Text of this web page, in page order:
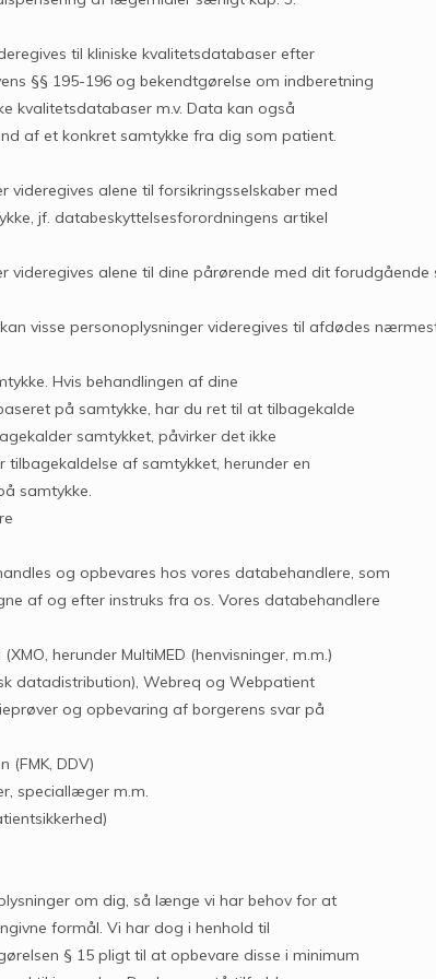
til kliniske kvalitetsdatabaser efter
§§ 195-196 og bekendtgørelse om indberetning
kvalitetsdatabaser m.v. Data kan også
af et konkret samtykke fra dig som patient.
videregives alene til forsikringsselskaber med
jf. databeskyttelsesforordningens artikel
videregives alene til dine pårørende med dit
visse personoplysninger videregives til afdødes
Hvis behandlingen af dine
på samtykke, har du ret til at tilbagekalde
samtykket, påvirker det ikke
tilbagekaldelse af samtykket, herunder en
samtykke.
og opbevares hos vores databehandlere, som
af og efter instruks fra os. Vores databehandlere
herunder MultiMED (henvisninger, m.m.)
datadistribution), Webreq og Webpatient
og opbevaring af borgerens svar på
(FMK, DDV)
speciallæger m.m.
om dig, så længe vi har behov for at
formål. Vi har dog i henhold til
§ 15 pligt til at opbevare disse i minimum